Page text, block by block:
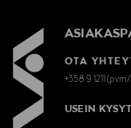
OTA
+358 9
USEIN